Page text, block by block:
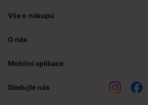
Vše o nákupu
Prodejny
Obchodní podmínky
O nás
Teta pomáhá
Mobilní aplikace
Sledujte nás